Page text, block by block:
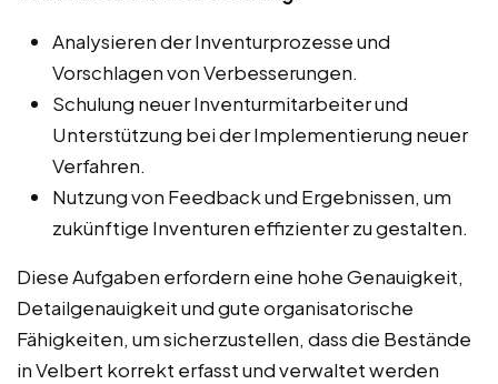
Analysieren der Inventurprozesse und
Vorschlagen von Verbesserungen.
Schulung neuer Inventurmitarbeiter und
Unterstützung bei der Implementierung neuer
Verfahren.
Nutzung von Feedback und Ergebnissen, um
zukünftige Inventuren effizienter zu gestalten.
Diese Aufgaben erfordern eine hohe Genauigkeit,
Detailgenauigkeit und gute organisatorische
Fähigkeiten, um sicherzustellen, dass die Bestände
in Velbert korrekt erfasst und verwaltet werden